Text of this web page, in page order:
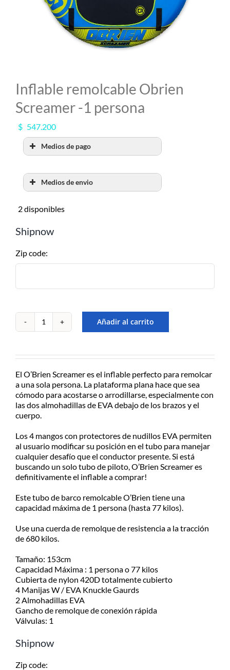
MI CUENTA
Inflable remolcable Obrien
Screamer -1 persona
$ 547.200
Medios de pago
Medios de envio
ROOM
Retiralo en nuestro Show Room en
– de Lu/Vier de 9-17hs
EN EL DÍA – MOTO
CABA/GBA consultar costos
recargo día de lluvia, Previo
Whatsapp.
Consultá el costo con tu código
postal en el producto a comprar
Despachamos dentro de las 24hs
de realizada la compra. Recibilo de
2 a 5 días.
2 disponibles
Shipnow
Zip code:
Inflable
Screamer
persona
cantidad
Añadir al carrito
El O’Brien Screamer es el inflable perfecto para remolcar
a una sola persona. La plataforma plana hace que sea
cómodo para acostarse o arrodillarse, especialmente con
las dos almohadillas de EVA debajo de los brazos y el
cuerpo.
Los 4 mangos con protectores de nudillos EVA permiten
al usuario modificar su posición en el tubo para manejar
cualquier desafío que el conductor presente. Si está
buscando un solo tubo de piloto, O’Brien Screamer es
definitivamente el inflable a comprar!
Este tubo de barco remolcable O’Brien tiene una
capacidad máxima de 1 persona (hasta 77 kilos).
Use una cuerda de remolque de resistencia a la tracción
de 680 kilos.
Tamaño: 153cm
Capacidad Máxima : 1 persona o 77 kilos
Cubierta de nylon 420D totalmente cubierto
4 Manijas W / EVA Knuckle Gaurds
2 Almohadillas EVA
Gancho de remolque de conexión rápida
Válvulas: 1
Shipnow
Zip code: